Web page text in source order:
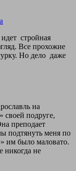
стройная
Все прохожие
Но дело даже
на
подруге,
преподает
подтянуть меня по
им было маловато.
никогда не